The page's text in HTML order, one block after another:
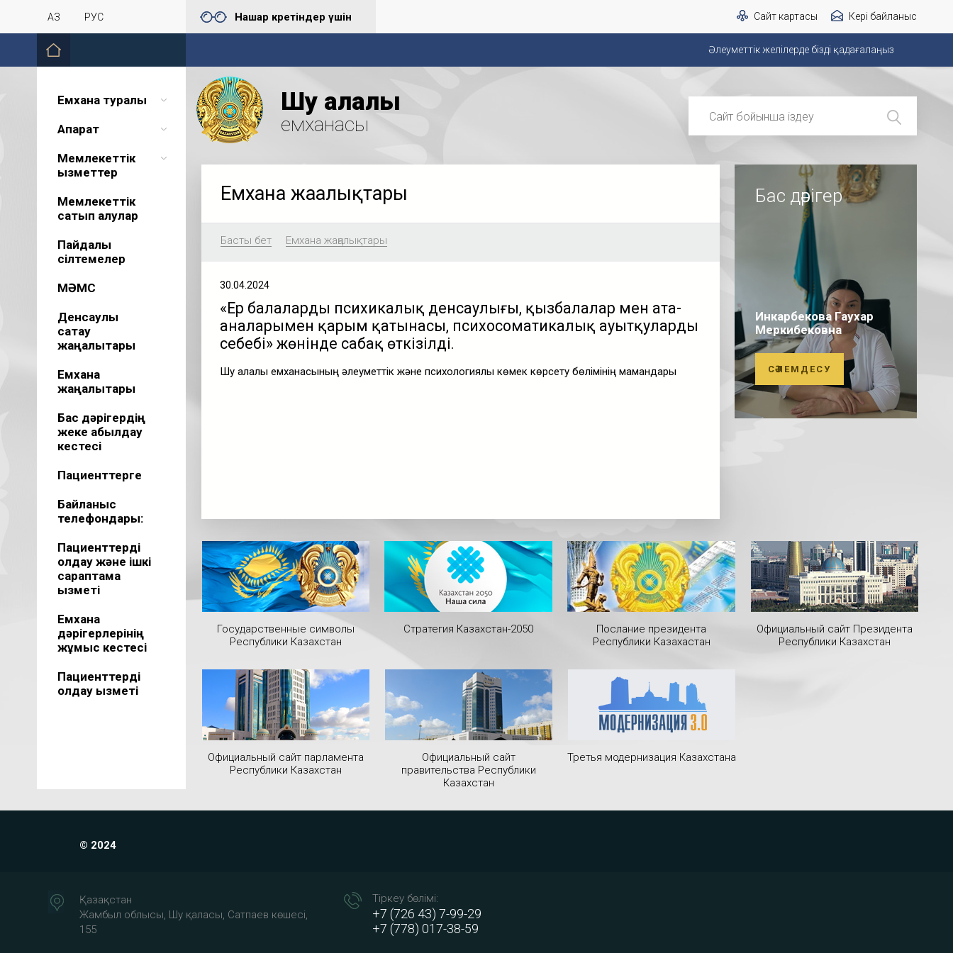
ҚАЗ РУС Нашар көретіндер үшін Сайт картасы Кері байланыс
Әлеуметтік желілерде бізді қадағалаңыз
Емхана туралы
Ақпарат
Мемлекеттік
қызметтер
Мемлекеттік
сатып алулар
Пайдалы
сілтемелер
МӘМС
Денсаулық
сақтау
жаңалықтары
Емхана
жаңалықтары
Бас дәрігердің
жеке қабылдау
кестесі
Пациенттерге
Байланыс
телефондары:
Пациенттерді
қолдау және ішкі
сараптама
қызметі
Емхана
дәрігерлерінің
жұмыс кестесі
Пациенттерді
қолдау қызметі
Шу қалалық
емханасы
Емхана жаңалықтары
Басты бет Емхана жаңалықтары
30.04.2024
«Ер балалардың психикалық денсаулығы, қызбалалар мен ата-
аналарымен қарым қатынасы, психосоматикалық ауытқулардың
себебі» жөнінде сабақ өткізілді.
Шу қалалық емханасының әлеуметтік және психологиялық көмек көрсету бөлімінің мамандары
Бас дәрігер
Инкарбекова Гаухар
Меркибековна
СӘЛЕМДЕСУ
Государственные символы
Республики Казахстан
Стратегия Казахстан-2050
Послание президента
Республики Казахастан
Официальный сайт Президента
Республики Казахстан
Официальный сайт парламента
Республики Казахстан
Официальный сайт
правительства Республики
Казахстан
Третья модернизация Казахстана
© 2024
Қазақстан
Жамбыл облысы, Шу қаласы, Сатпаев көшесі,
155
Тіркеу бөлімі:
+7 (726 43) 7-99-29
+7 (778) 017-38-59